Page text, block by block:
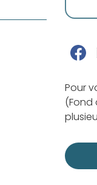
Pour
(Fond